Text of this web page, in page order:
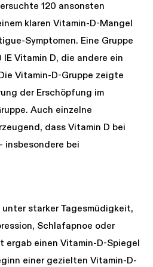
120 ansonsten
klaren Vitamin-D-Mangel
Symptomen. Eine Gruppe
Vitamin D, die andere ein
Vitamin-D-Gruppe zeigte
der Erschöpfung im
Auch einzelne
dass Vitamin D bei
insbesondere bei
starker Tagesmüdigkeit,
Schlafapnoe oder
ergab einen Vitamin-D-Spiegel
einer gezielten Vitamin-D-